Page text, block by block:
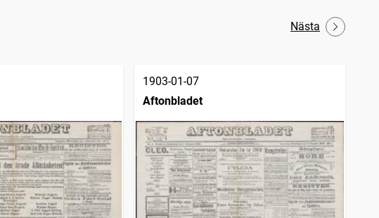
Nästa
1903-01-07
Aftonbladet